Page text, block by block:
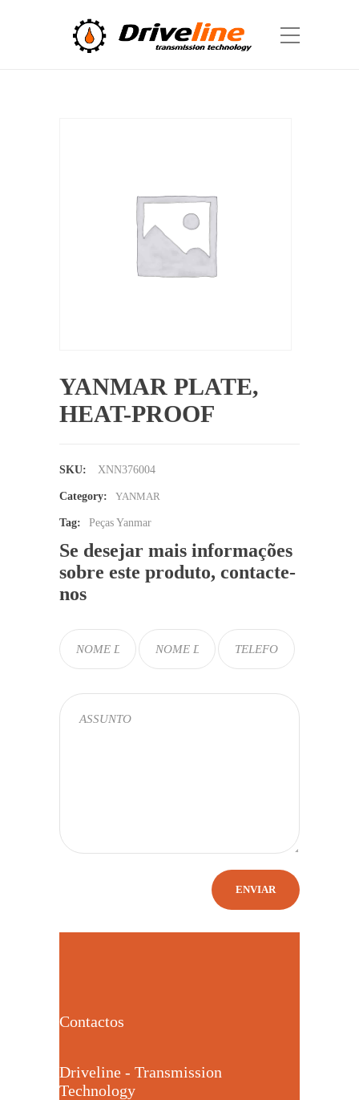
YANMAR PLATE,
HEAT-PROOF
SKU: XNN376004
Category: YANMAR
Tag: Peças Yanmar
Se desejar mais informações
sobre este produto, contacte-
nos
Contactos
Driveline - Transmission
Technology